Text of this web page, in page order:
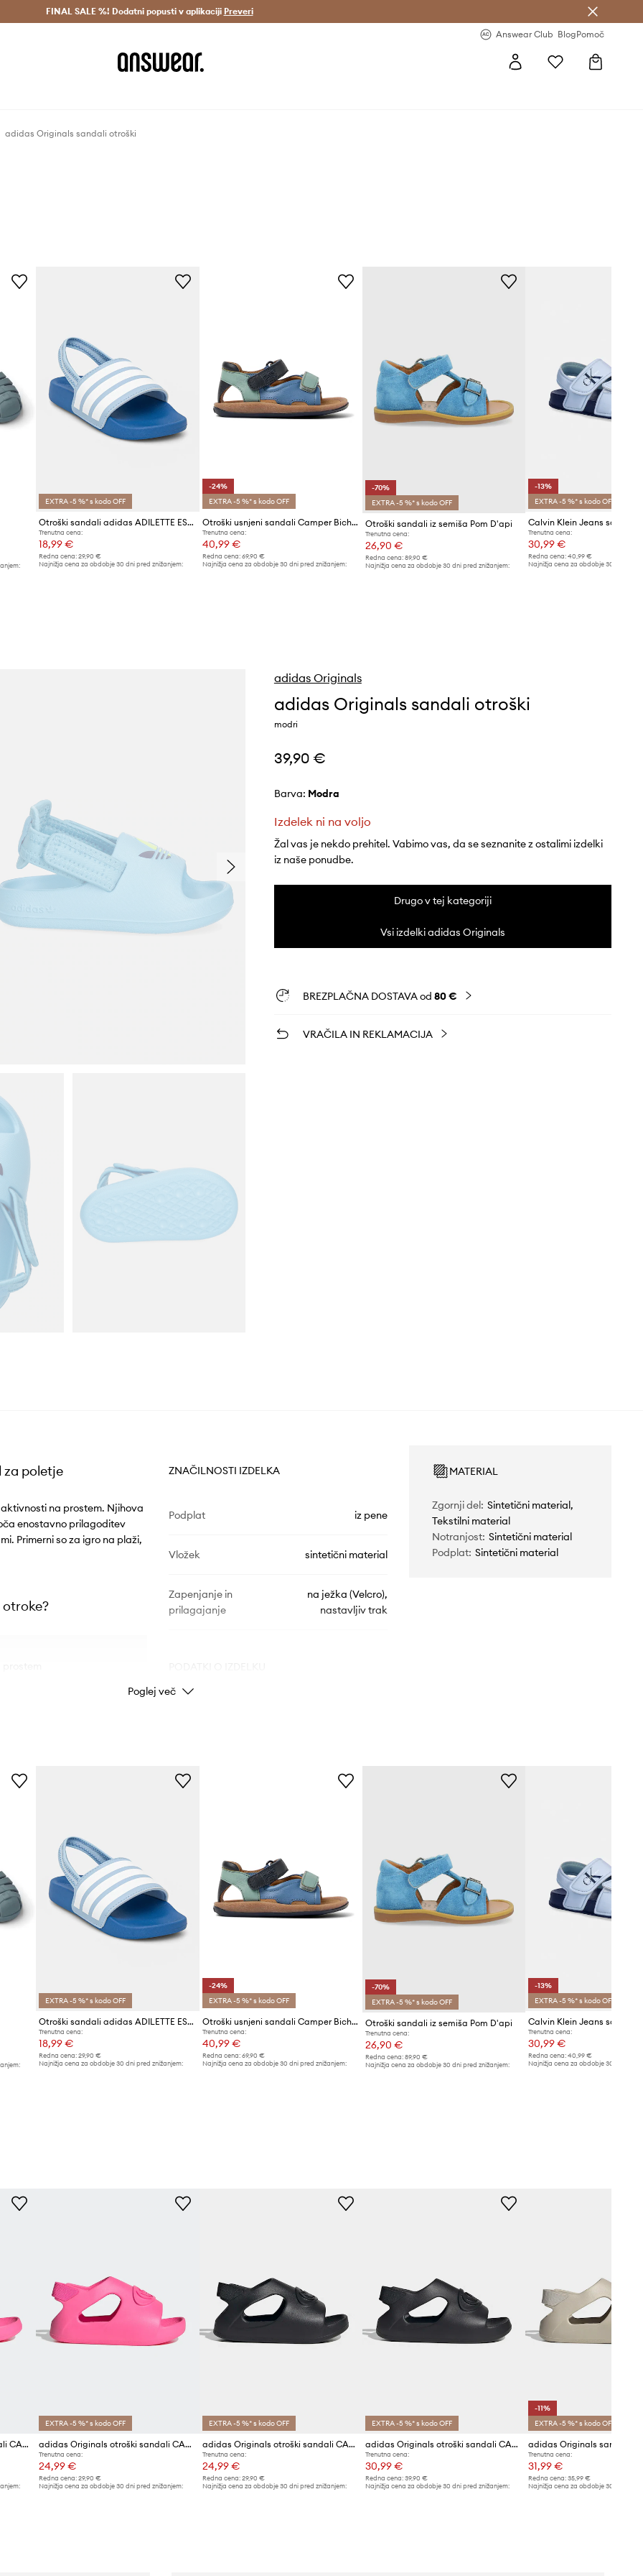
Dostava v 3 dneh > Prihrani z vpisom v Answear Club >
FINAL SALE %! Dodatni popusti v aplikaciji Preveri
Answear Club BlogPomoč
adidas Originals sandali otroški
EXTRA -5 %* s kodo OFF
Otroški sandali adidas ADILETTE ESTRAP
Trenutna cena:
18,99 €
Redna cena: 29,90 €
Najnižja cena za obdobje 30 dni pred znižanjem:
-24%
EXTRA -5 %* s kodo OFF
Otroški usnjeni sandali Camper Bicho TWS FW
Trenutna cena:
40,99 €
Redna cena: 69,90 €
Najnižja cena za obdobje 30 dni pred znižanjem:
-70%
EXTRA -5 %* s kodo OFF
Otroški sandali iz semiša Pom D'api
Trenutna cena:
26,90 €
Redna cena:89,90 €
Najnižja cena za obdobje 30 dni pred znižanjem:
-13%
EXTRA -5 %* s kodo OFF
Calvin Klein Jeans sandali
Trenutna cena:
30,99 €
Redna cena: 40,99 €
Najnižja cena za obdobje 30 dni pred
adidas Originals
adidas Originals sandali otroški
modri
39,90 €
Barva: modra
Izdelek ni na voljo
Žal vas je nekdo prehitel. Vabimo vas, da se seznanite z ostalimi izdelki
iz naše ponudbe.
Drugo v tej kategoriji
Vsi izdelki adidas Originals
BREZPLAČNA DOSTAVA od 80 €
VRAČILA IN REKLAMACIJA
za poletje
na prostem. Njihova
enostavno prilagoditev
Primerni so za igro na plaži,
otroke?
izhode
je prijazna do
prilagoditev
športni značaj
ZNAČILNOSTI IZDELKA
Podplat iz pene
Vložek sintetični material
Zapenjanje in
prilagajanje
na ježka (Velcro),
nastavljiv trak
Znamka adidas Originals
MATERIAL
Zgornji del : Sintetični material,
Tekstilni material
Notranjost: Sintetični material
Podplat: Sintetični material
Poglej več
EXTRA -5 %* s kodo OFF
Otroški sandali adidas ADILETTE ESTRAP
Trenutna cena:
18,99 €
Redna cena: 29,90 €
Najnižja cena za obdobje 30 dni pred znižanjem:
-24%
EXTRA -5 %* s kodo OFF
Otroški usnjeni sandali Camper Bicho TWS FW
Trenutna cena:
40,99 €
Redna cena: 69,90 €
Najnižja cena za obdobje 30 dni pred znižanjem:
-70%
EXTRA -5 %* s kodo OFF
Otroški sandali iz semiša Pom D'api
Trenutna cena:
26,90 €
Redna cena:89,90 €
Najnižja cena za obdobje 30 dni pred znižanjem:
-13%
EXTRA -5 %* s kodo OFF
Calvin Klein Jeans sandali
Trenutna cena:
30,99 €
Redna cena: 40,99 €
Najnižja cena za obdobje 30 dni pred
adidas Originals otroški sandali CAMPUS 00s FOAM SLIDE
EXTRA -5 %* s kodo OFF
adidas Originals otroški sandali CAMPUS 00s FOAM SLIDE
Trenutna cena:
24,99 €
Redna cena: 29,90 €
Najnižja cena za obdobje 30 dni pred znižanjem:
EXTRA -5 %* s kodo OFF
adidas Originals otroški sandali CAMPUS 00s FOAM SLIDE
Trenutna cena:
24,99 €
Redna cena: 29,90 €
Najnižja cena za obdobje 30 dni pred znižanjem:
EXTRA -5 %* s kodo OFF
adidas Originals otroški sandali CAMPUS 00s FOAM SLIDE
Trenutna cena:
30,99 €
Redna cena:39,90 €
Najnižja cena za obdobje 30 dni pred znižanjem:
-11%
EXTRA -5 %* s kodo OFF
Trenutna cena:
31,99 €
Redna cena: 35,99 €
Najnižja cena za obdobje 30 dni pred